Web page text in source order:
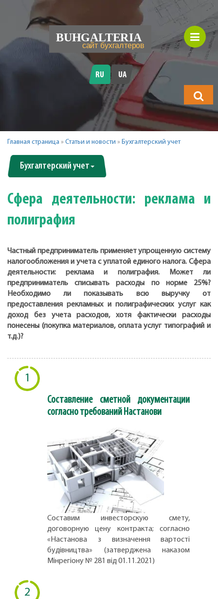
будете
искать?
RU UA
Главная страница » Статьи и новости » Бухгалтерский учет
Бухгалтерский учет
Сфера деятельности: реклама и
полиграфия
Частный предприниматель применяет упрощенную систему
налогообложения и учета с уплатой единого налога. Сфера
деятельности: реклама и полиграфия. Может ли
предприниматель списывать расходы по норме 25%?
Необходимо ли показывать всю выручку от
предоставления рекламных и полиграфических услуг как
доход без учета расходов, хотя фактически расходы
понесены (покупка материалов, оплата услуг типографий и
т.д.)?
1
Составление сметной документации
согласно требований Настанови
Составим инвесторскую смету,
договорную цену контракта; согласно
«Настанова з визначення вартості
будівництва» (затверджена наказом
Мінрегіону № 281 від 01.11.2021)
2